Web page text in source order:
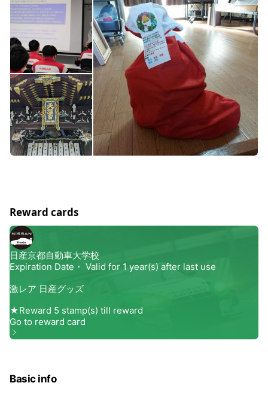
Reward cards
Basic info